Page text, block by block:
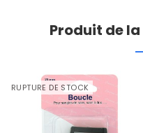
Produit de
RUPTURE DE STOCK